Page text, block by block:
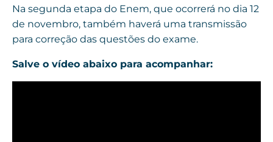
Na segunda etapa do Enem, que ocorrerá no dia 12
de novembro, também haverá uma transmissão
para correção das questões do exame.
Salve o vídeo abaixo para acompanhar: